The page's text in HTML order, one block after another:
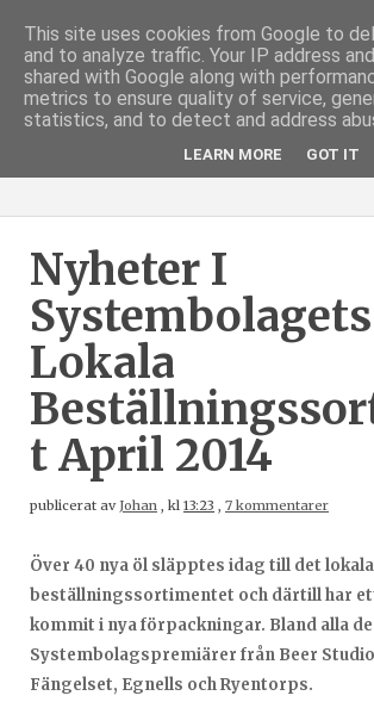
Nyheter I
Systembolagets
Lokala
T April 2014
publicerat avJohan , kl 13:23 , 7 kommentarer
Över 40 nya öl släpptes idag till det lokala
beställningssortimentet och därtill har
kommit i nya förpackningar. Bland alla
Systembolagspremiärer från Beer
Fängelset, Egnells och Ryentorps.
This site uses cookies from Google to
and to analyze traffic. Your IP address
shared with Google along with
metrics to ensure quality of service,
statistics, and to detect and address
LEARN MORE GOT IT